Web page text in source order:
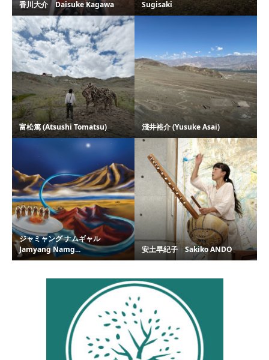
香川大介 Daisuke Kagawa Sugisaki
富松篤 (Atsushi Tomatsu) 淺井裕介 (Yusuke Asai)
ジャミャング ナムギャル
Jamyang Namg...
安土早紀子 Sakiko ANDO